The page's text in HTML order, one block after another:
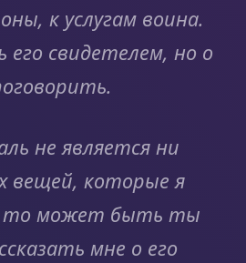
к услугам воина.
свидетелем, но о
не является ни
вещей, которые я
то может быть ты
мне о его